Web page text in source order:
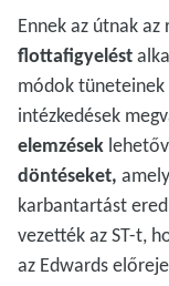
Ennek az útnak az
flottafigyelést
módok tüneteinek
intézkedések
elemzések
döntéseket,
karbantartást
vezették az ST-t,
az Edwards